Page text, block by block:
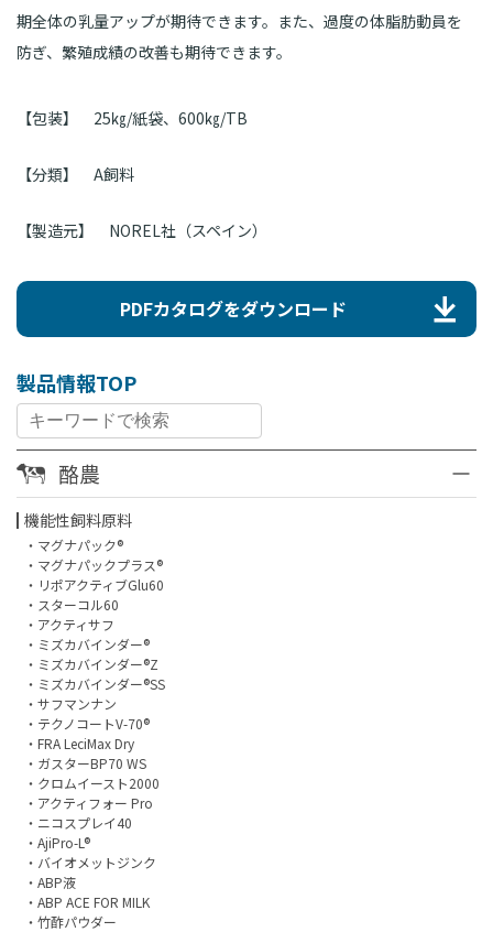
期全体の乳量アップが期待できます。また、過度の体脂肪動員を
防ぎ、繁殖成績の改善も期待できます。
【包装】 25㎏/紙袋、600㎏/TB
【分類】 A飼料
【製造元】 NOREL社（スペイン）
PDFカタログをダウンロード
製品情報TOP
酪農
機能性飼料原料
・マグナパック®
・マグナパックプラス®
・リポアクティブGlu60
・スターコル60
・アクティサフ
・ミズカバインダー®
・ミズカバインダー®Z
・ミズカバインダー®SS
・サフマンナン
・テクノコートV-70®
・FRA LeciMax Dry
・ガスターBP70 WS
・クロムイースト2000
・アクティフォー Pro
・ニコスプレイ40
・AjiPro-L®
・バイオメットジンク
・ABP液
・ABP ACE FOR MILK
・竹酢パウダー